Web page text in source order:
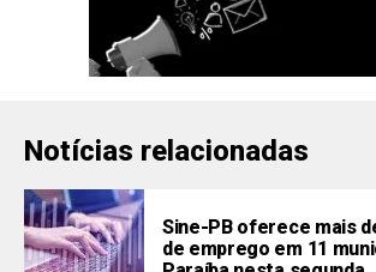
Notícias relacionadas
Sine-PB oferece mais
de emprego em 11